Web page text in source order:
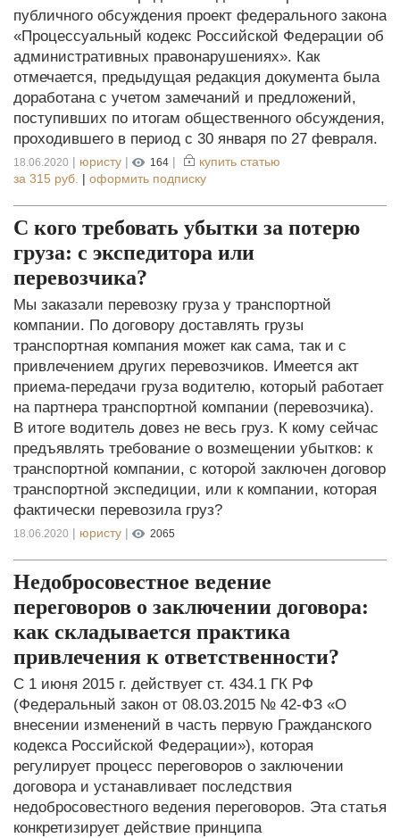
публичного обсуждения проект федерального закона
«Процессуальный кодекс Российской Федерации об
административных правонарушениях». Как
отмечается, предыдущая редакция документа была
доработана с учетом замечаний и предложений,
поступивших по итогам общественного обсуждения,
проходившего в период с 30 января по 27 февраля.
18.06.2020 | юристу | 164 |
купить статью
за 315 руб. | оформить подписку
С кого требовать убытки за потерю
груза: с экспедитора или
перевозчика?
Мы заказали перевозку груза у транспортной
компании. По договору доставлять грузы
транспортная компания может как сама, так и с
привлечением других перевозчиков. Имеется акт
приема-передачи груза водителю, который работает
на партнера транспортной компании (перевозчика).
В итоге водитель довез не весь груз. К кому сейчас
предъявлять требование о возмещении убытков: к
транспортной компании, с которой заключен договор
транспортной экспедиции, или к компании, которая
фактически перевозила груз?
18.06.2020 | юристу | 2065
Недобросовестное ведение
переговоров о заключении договора:
как складывается практика
привлечения к ответственности?
С 1 июня 2015 г. действует ст. 434.1 ГК РФ
(Федеральный закон от 08.03.2015 № 42-ФЗ «О
внесении изменений в часть первую Гражданского
кодекса Российской Федерации»), которая
регулирует процесс переговоров о заключении
договора и устанавливает последствия
недобросовестного ведения переговоров. Эта статья
конкретизирует действие принципа